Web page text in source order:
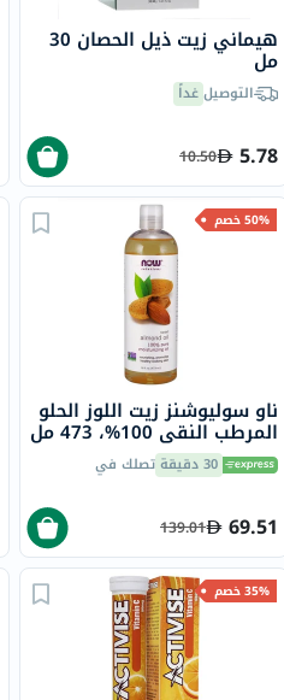
هيماني زيت ذيل الحصان 30
مل
التوصيلغداً
5.78
10.50
50% خصم
ناو سوليوشنز زيت اللوز الحلو
المرطب النقي 100%، 473 مل
30 دقيقة تصلك في
69.51
139.01
35% خصم